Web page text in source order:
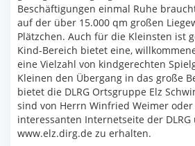
Beschäftigungen einmal Ruhe
auf der über 15.000 qm großen
Plätzchen. Auch für die Kleinsten ist
Kind-Bereich bietet eine,
eine Vielzahl von kindgerechten
Kleinen den Übergang in das große
bietet die DLRG Ortsgruppe Elz
sind von Herrn Winfried Weimer
interessanten Internetseite der DLRG
www.elz.dirg.de zu erhalten.